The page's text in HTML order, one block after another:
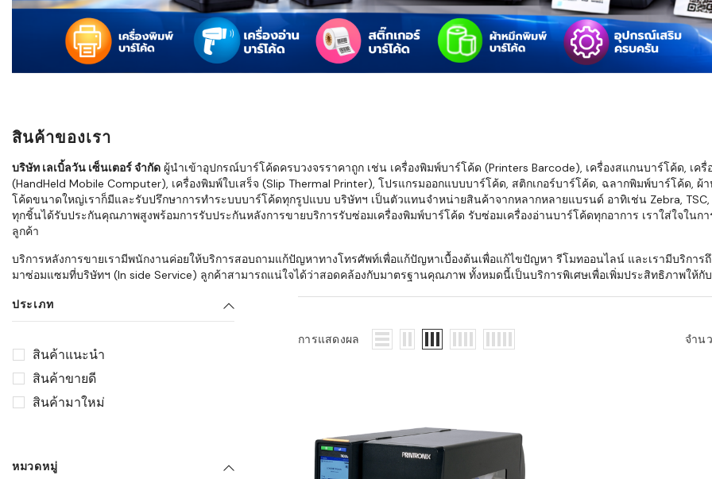
กำลังเติบโต
ขั้นตอนการทำงานของ
WMS ตั้งแต่รับสินค้า จัด
เก็บ หยิบ แพ็ก จนถึงจัดส่ง
อย่างไร
WMS สำหรับธุรกิจ 3PL,
ค้าส่ง และ E-Commerce:
แนะนำ Checklist ก่อน
เลือกระบบ WMS: ธุรกิจ
ก่อนเริ่มติดตั้ง
ส่งและโลจิสติกส์
ระบบบาร์โค้ดในธุรกิจ
สินค้าของเรา
บริษัท เลเบิ้ลวัน เซ็นเตอร์ จำกัด ผู้นำเข้าอุปกรณ์บาร์โค้ดครบวงจรราคาถูก เช่น เครื่องพิมพ์บาร์โค้ด (Printers Barcode), เครื่องสแกนบาร์โค้ด, เค
(HandHeld Mobile Computer), เครื่องพิมพ์ใบเสร็จ (Slip Thermal Printer), โปรแกรมออกแบบบาร์โค้ด, สติกเกอร์บาร์โค้ด, ฉลากพิมพ์บาร์โค้ด,
โค้ดขนาดใหญ่เราก็มีและรับปรึกษาการทำระบบบาร์โค้ดทุกรูปแบบ บริษัทฯ เป็นตัวแทนจำหน่ายสินค้าจากหลากหลายแบรนด์ อาทิเช่น Zebra, TSC,
ทุกชิ้นได้รับประกันคุณภาพสูงพร้อมการรับประกันหลังการขายบริการรับซ่อมเครื่องพิมพ์บาร์โค้ด รับซ่อมเครื่องอ่านบาร์โค้ดทุกอาการ เราใส่ใจใน
ลูกค้า
บริการหลังการขายเรามีพนักงานค่อยให้บริการสอบถามแก้ปัญหาทางโทรศัพท์เพื่อแก้ปัญหาเบื้องต้นเพื่อแก้ไขปัญหา รีโมทออนไลน์ และเรามีบริการ
มาซ่อมแซมที่บริษัทฯ (In side Service) ลูกค้าสามารถแน่ใจได้ว่าสอดคล้องกับมาตรฐานคุณภาพ ทั้งหมดนี้เป็นบริการพิเศษเพื่อเพิ่มประสิทธิภาพให้กั
ประเภท
สินค้าแนะนำ
สินค้าขายดี
สินค้ามาใหม่
หมวดหมู่
การแสดงผล จำน